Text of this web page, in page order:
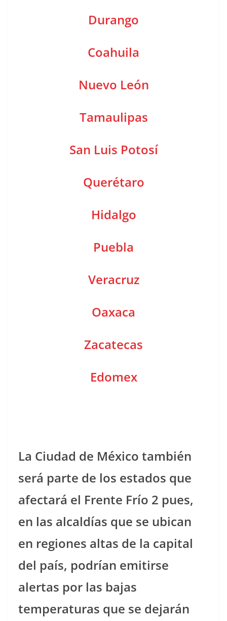
Durango
Coahuila
Nuevo León
Tamaulipas
San Luis Potosí
Querétaro
Hidalgo
Puebla
Veracruz
Oaxaca
Zacatecas
Edomex
La Ciudad de México también
será parte de los estados que
afectará el Frente Frío 2 pues,
en las alcaldías que se ubican
en regiones altas de la capital
del país, podrían emitirse
alertas por las bajas
temperaturas que se dejarán